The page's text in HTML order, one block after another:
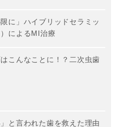
限に」ハイブリッドセラミッ
によるMI治療
こんなことに！？二次虫歯
」と言われた歯を救えた理由